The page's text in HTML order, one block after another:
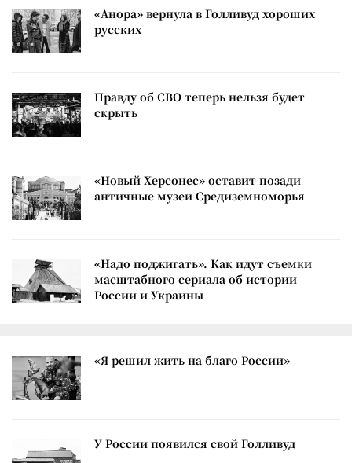
«Анора» вернула в Голливуд хороших
русских
Правду об СВО теперь нельзя будет
скрыть
«Новый Херсонес» оставит позади
античные музеи Средиземноморья
«Надо поджигать». Как идут съемки
масштабного сериала об истории
России и Украины
«Я решил жить на благо России»
У России появился свой Голливуд